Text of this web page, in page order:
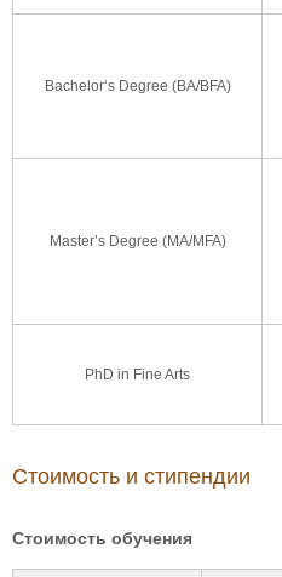
Bachelor‘s Degree (BA/BFA)
Master’s Degree (MA/MFA)
PhD in Fine Arts
Стоимость и стипендии
Стоимость обучения